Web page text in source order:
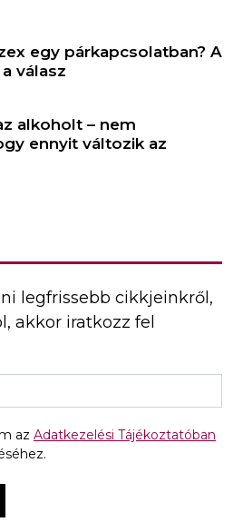
egy párkapcsolatban? A
válasz
alkoholt – nem
ennyit változik az
legfrissebb cikkjeinkről,
akkor iratkozz fel
az Adatkezelési Tájékoztatóban